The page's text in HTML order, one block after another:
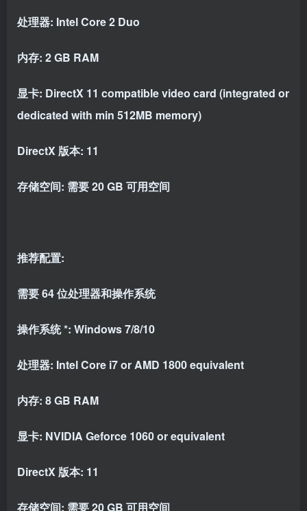
处理器: Intel Core 2 Duo
内存: 2 GB RAM
显卡: DirectX 11 compatible video card (integrated or
dedicated with min 512MB memory)
DirectX 版本: 11
存储空间: 需要 20 GB 可用空间
推荐配置:
需要 64 位处理器和操作系统
操作系统 *: Windows 7/8/10
处理器: Intel Core i7 or AMD 1800 equivalent
内存: 8 GB RAM
显卡: NVIDIA Geforce 1060 or equivalent
DirectX 版本: 11
存储空间: 需要 20 GB 可用空间